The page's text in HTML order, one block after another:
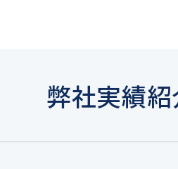
弊社実績紹